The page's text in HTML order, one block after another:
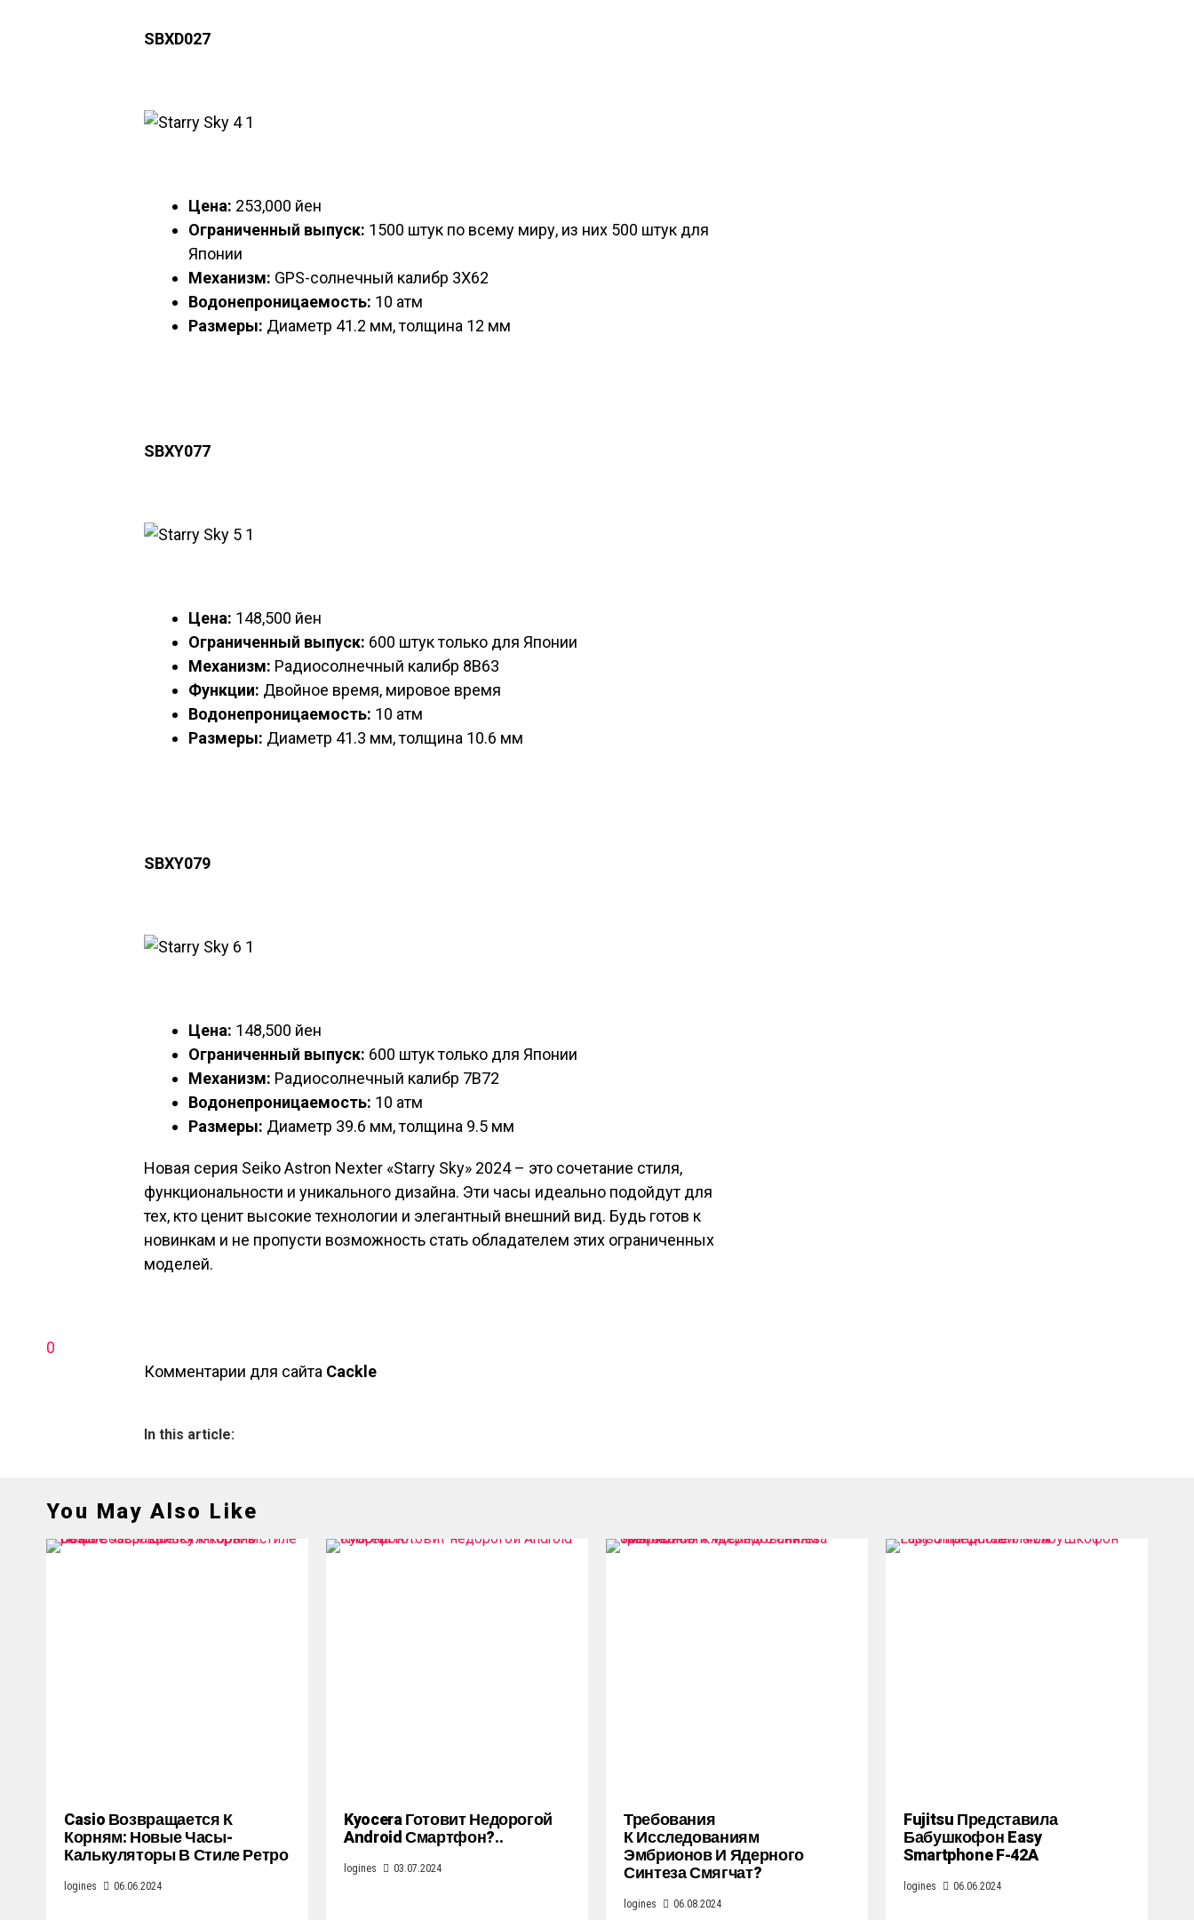
SBXD027
Цена: 253,000 йен
Ограниченный выпуск: 1500 штук по всему миру, из них 500 штук для
Японии
Механизм: GPS-солнечный калибр 3X62
Водонепроницаемость: 10 атм
Размеры: Диаметр 41.2 мм, толщина 12 мм
SBXY077
Цена: 148,500 йен
Ограниченный выпуск: 600 штук только для Японии
Механизм: Радиосолнечный калибр 8B63
Функции: Двойное время, мировое время
Водонепроницаемость: 10 атм
Размеры: Диаметр 41.3 мм, толщина 10.6 мм
SBXY079
Цена: 148,500 йен
Ограниченный выпуск: 600 штук только для Японии
Механизм: Радиосолнечный калибр 7B72
Водонепроницаемость: 10 атм
Размеры: Диаметр 39.6 мм, толщина 9.5 мм
Новая серия Seiko Astron Nexter «Starry Sky» 2024 – это сочетание стиля,
функциональности и уникального дизайна. Эти часы идеально подойдут для
тех, кто ценит высокие технологии и элегантный внешний вид. Будь готов к
новинкам и не пропусти возможность стать обладателем этих ограниченных
моделей.
0
Комментарии для сайта Cackl e
In this article:
You May Also Like
Casio Возвращается К
Корням: Новые Часы-
Калькуляторы В Стиле Ретро
logines 06.06.2024
Kyocera Готовит Недорогой
Android Смартфон?..
logines 03.07.2024
Требования
К Исследованиям
Эмбрионов И Ядерного
Синтеза Смягчат?
logines 06.08.2024
Fujitsu Представила
Бабушкофон Easy
Smartphone F-42A
logines 06.06.2024